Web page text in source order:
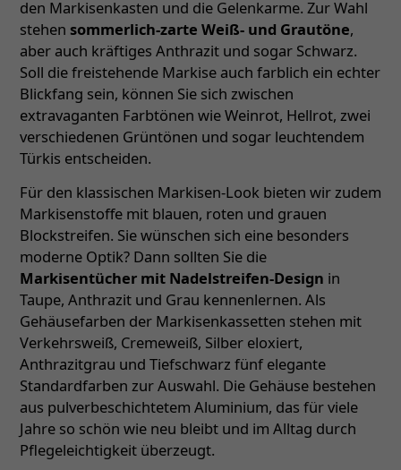
den Markisenkasten und die Gelenkarme. Zur Wahl
stehen sommerlich-zarte Weiß- und Grautöne,
aber auch kräftiges Anthrazit und sogar Schwarz.
Soll die freistehende Markise auch farblich ein echter
Blickfang sein, können Sie sich zwischen
extravaganten Farbtönen wie Weinrot, Hellrot, zwei
verschiedenen Grüntönen und sogar leuchtendem
Türkis entscheiden.
Für den klassischen Markisen-Look bieten wir zudem
Markisenstoffe mit blauen, roten und grauen
Blockstreifen. Sie wünschen sich eine besonders
moderne Optik? Dann sollten Sie die
Markisentücher mit Nadelstreifen-Design in
Taupe, Anthrazit und Grau kennenlernen. Als
Gehäusefarben der Markisenkassetten stehen mit
Verkehrsweiß, Cremeweiß, Silber eloxiert,
Anthrazitgrau und Tiefschwarz fünf elegante
Standardfarben zur Auswahl. Die Gehäuse bestehen
aus pulverbeschichtetem Aluminium, das für viele
Jahre so schön wie neu bleibt und im Alltag durch
Pflegeleichtigkeit überzeugt.